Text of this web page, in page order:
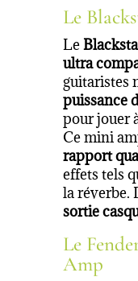
Le
Le
ultra
guitaristes
puissance
pour jouer
Ce mini
rapport
effets tels
la réverbe.
sortie
Le
Amp